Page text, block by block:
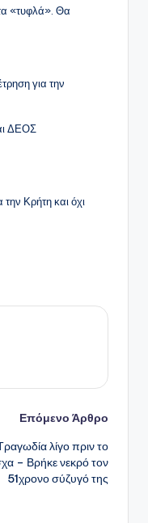
«τυφλά». Θα
για την
ΔΕΟΣ
την Κρήτη και όχι
Επόμενο Άρθρο
λίγο πριν το
– Βρήκε νεκρό τον
51χρονο σύζυγό της